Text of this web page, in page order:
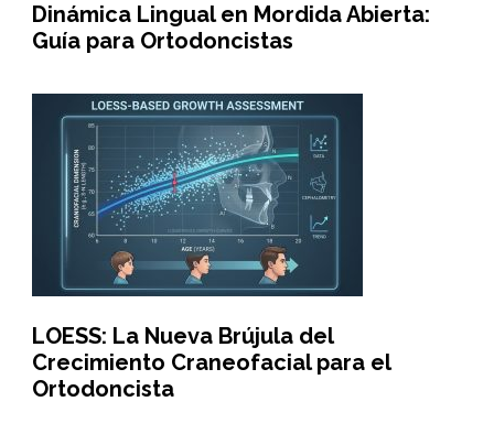
Dinámica Lingual en Mordida Abierta:
Guía para Ortodoncistas
LOESS: La Nueva Brújula del
Crecimiento Craneofacial para el
Ortodoncista